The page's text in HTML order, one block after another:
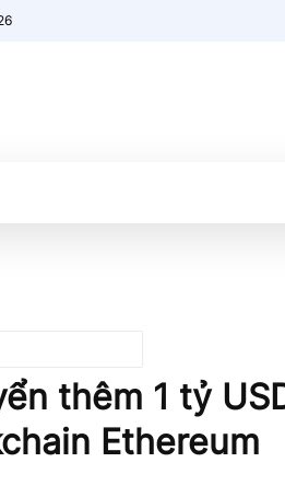
thêm 1 tỷ
Ethereum